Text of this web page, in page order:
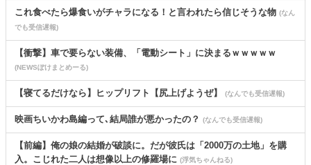
これ食べたら爆食いがチャラになる！と言われたら信じそうな物 (なん
でも受信遅報)
【衝撃】車で要らない装備、「電動シート」に決まるｗｗｗｗｗ
(NEWSぽけまとめーる)
【寝てるだけなら】ヒップリフト【尻上げようぜ】 (なんでも受信遅報)
映画ちいかわ島編って､結局誰が悪かったの？ (なんでも受信遅報)
【前編】俺の娘の結婚が破談に。だが彼氏は「2000万の土地」を購
入。こじれた二人は想像以上の修羅場に (浮気ちゃんねる)